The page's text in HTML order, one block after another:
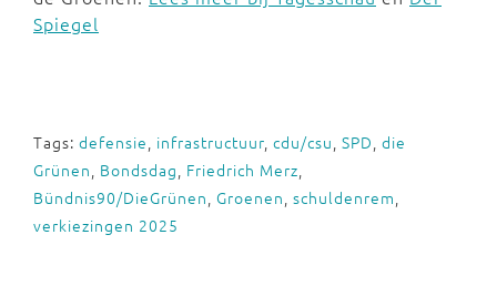
Spiegel
Tags: defensie, infrastructuur, cdu/csu, SPD, die
Grünen, Bondsdag, Friedrich Merz,
Bündnis90/DieGrünen, Groenen, schuldenrem,
verkiezingen 2025